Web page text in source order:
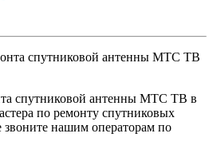
спутниковой антенны МТС ТВ в
по ремонту спутниковых
нашим операторам по